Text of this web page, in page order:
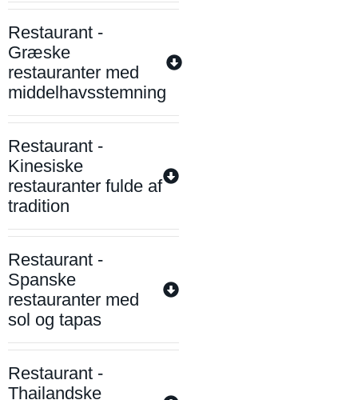
Restaurant -
Græske
restauranter med
middelhavsstemning
Restaurant -
Kinesiske
restauranter fulde af
tradition
Restaurant -
Spanske
restauranter med
sol og tapas
Restaurant -
Thailandske